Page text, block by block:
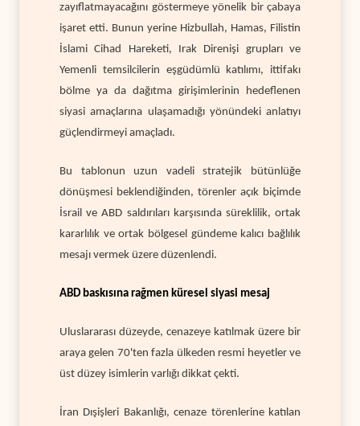
zayıflatmayacağını göstermeye yönelik bir çabaya
işaret etti. Bunun yerine Hizbullah, Hamas, Filistin
İslami Cihad Hareketi, Irak Direnişi grupları ve
Yemenli temsilcilerin eşgüdümlü katılımı, ittifakı
bölme ya da dağıtma girişimlerinin hedeflenen
siyasi amaçlarına ulaşamadığı yönündeki anlatıyı
güçlendirmeyi amaçladı.
Bu tablonun uzun vadeli stratejik bütünlüğe
dönüşmesi beklendiğinden, törenler açık biçimde
İsrail ve ABD saldırıları karşısında süreklilik, ortak
kararlılık ve ortak bölgesel gündeme kalıcı bağlılık
mesajı vermek üzere düzenlendi.
ABD baskısına rağmen küresel siyasi mesaj
Uluslararası düzeyde, cenazeye katılmak üzere bir
araya gelen 70'ten fazla ülkeden resmi heyetler ve
üst düzey isimlerin varlığı dikkat çekti.
İran Dışişleri Bakanlığı, cenaze törenlerine katılan